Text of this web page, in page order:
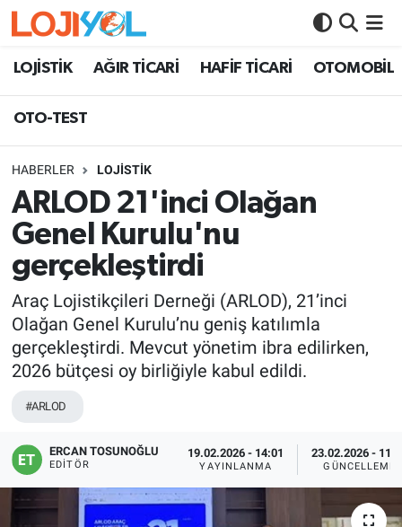
LOJİSTİK AĞIR TİCARİ HAFİF TİCARİ OTOMOBİL
OTO-TEST
HABERLER LOJİSTİK
ARLOD 21'inci Olağan
Genel Kurulu'nu
gerçekleştirdi
Araç Lojistikçileri Derneği (ARLOD), 21’inci
Olağan Genel Kurulu’nu geniş katılımla
gerçekleştirdi. Mevcut yönetim ibra edilirken,
2026 bütçesi oy birliğiyle kabul edildi.
#ARLOD
ERCAN TOSUNOĞLU
EDITÖR
19.02.2026 - 14:01
YAYINLANMA
23.02.2026 -
GÜNCELLEME
OTO-TEST